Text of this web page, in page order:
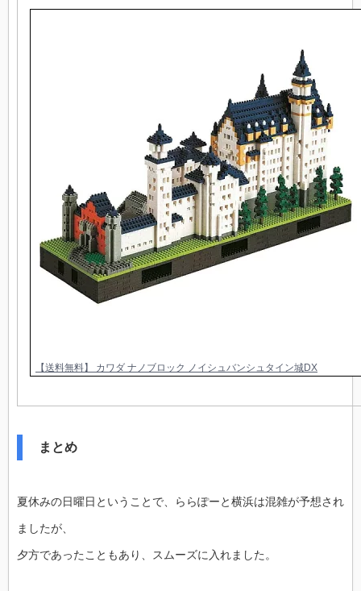
【送料無料】 カワダ ナノブロック ノイシュバンシュタイン城DX
まとめ
夏休みの日曜日ということで、ららぽーと横浜は混雑が予想され
ましたが、
夕方であったこともあり、スムーズに入れました。